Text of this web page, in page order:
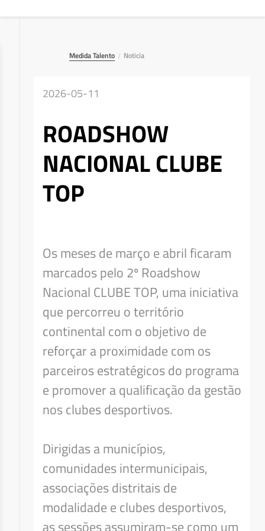
Medida Talento / Noticia
2026-05-11
ROADSHOW
NACIONAL CLUBE
TOP
Os meses de março e abril ficaram
marcados pelo 2º Roadshow
Nacional CLUBE TOP, uma iniciativa
que percorreu o território
continental com o objetivo de
reforçar a proximidade com os
parceiros estratégicos do programa
e promover a qualificação da gestão
nos clubes desportivos.
Dirigidas a municípios,
comunidades intermunicipais,
associações distritais de
modalidade e clubes desportivos,
as sessões assumiram-se como um